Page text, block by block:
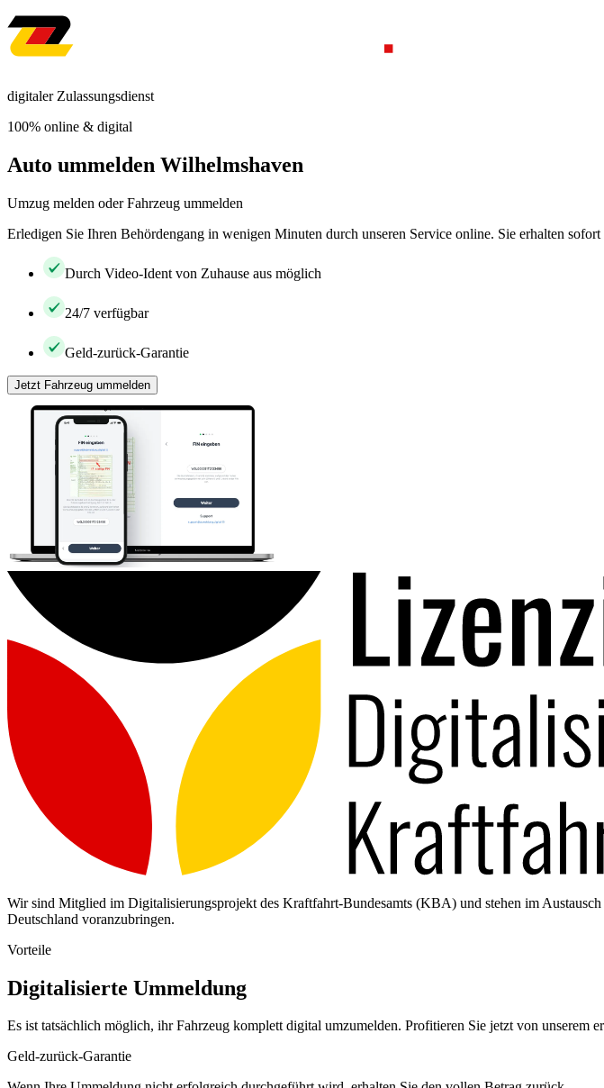
digitaler Zulassungsdienst
100% online & digital
Auto ummelden Wilhelmshaven
Umzug melden oder Fahrzeug ummelden
Erledigen Sie Ihren Behördengang in wenigen Minuten durch unseren Service online. Sie erhalten
Durch Video-Ident von Zuhause aus möglich
24/7 verfügbar
Geld-zurück-Garantie
Jetzt Fahrzeug ummelden
Wir sind Mitglied im Digitalisierungsprojekt des Kraftfahrt-Bundesamts (KBA) und stehen im
Deutschland voranzubringen.
Vorteile
Digitalisierte Ummeldung
Es ist tatsächlich möglich, ihr Fahrzeug komplett digital umzumelden. Profitieren Sie jetzt von unserem
Geld-zurück-Garantie